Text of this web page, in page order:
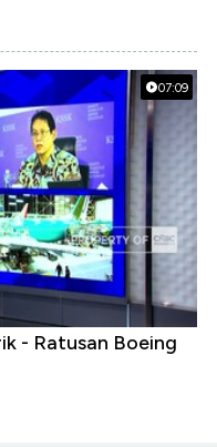
07:09
- Ratusan Boeing